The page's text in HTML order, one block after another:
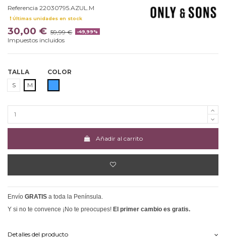
Referencia 22030795.AZUL.M
Últimas unidades en stock
30,00 € 59,99 € -49,99%
Impuestos incluidos
TALLA
S
M
COLOR
Añadir al carrito
Envío GRATIS a toda la Península.
Y si no te convence ¡No te preocupes! El primer cambio es gratis.
Detalles del producto